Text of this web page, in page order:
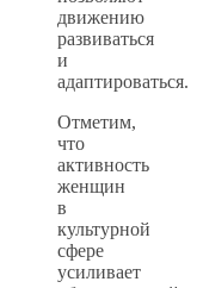
движению
развиваться
и
адаптироваться.
Отметим,
что
активность
женщин
в
культурной
сфере
усиливает